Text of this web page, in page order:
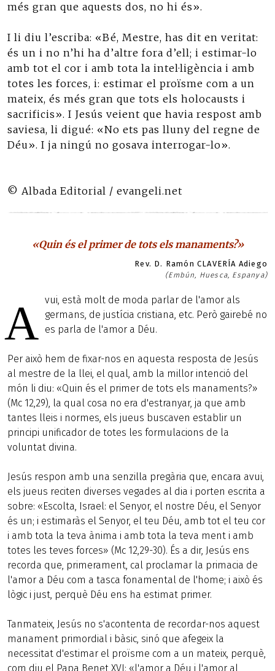
més gran que aquests dos, no hi és».
I li diu l’escriba: «Bé, Mestre, has dit en veritat:
és un i no n’hi ha d’altre fora d’ell; i estimar-lo
amb tot el cor i amb tota la intel·ligència i amb
totes les forces, i: estimar el proïsme com a un
mateix, és més gran que tots els holocausts i
sacrificis». I Jesús veient que havia respost amb
saviesa, li digué: «No ets pas lluny del regne de
Déu». I ja ningú no gosava interrogar-lo».
© Albada Editorial / evangeli.net
«Quin és el primer de tots els manaments?»
Rev. D. Ramón CLAVERÍA Adiego
(Embún, Huesca, Espanya)
A vui, està molt de moda parlar de l'amor als
germans, de justícia cristiana, etc. Però gairebé no
es parla de l'amor a Déu.
Per això hem de fixar-nos en aquesta resposta de Jesús
al mestre de la llei, el qual, amb la millor intenció del
món li diu: «Quin és el primer de tots els manaments?»
(Mc 12,29), la qual cosa no era d'estranyar, ja que amb
tantes lleis i normes, els jueus buscaven establir un
principi unificador de totes les formulacions de la
voluntat divina.
Jesús respon amb una senzilla pregària que, encara avui,
els jueus reciten diverses vegades al dia i porten escrita a
sobre: «Escolta, Israel: el Senyor, el nostre Déu, el Senyor
és un; i estimaràs el Senyor, el teu Déu, amb tot el teu cor
i amb tota la teva ànima i amb tota la teva ment i amb
totes les teves forces» (Mc 12,29-30). És a dir, Jesús ens
recorda que, primerament, cal proclamar la primacia de
l'amor a Déu com a tasca fonamental de l'home; i això és
lògic i just, perquè Déu ens ha estimat primer.
Tanmateix, Jesús no s'acontenta de recordar-nos aquest
manament primordial i bàsic, sinó que afegeix la
necessitat d'estimar el proïsme com a un mateix, perquè,
com diu el Papa Benet XVI: «l'amor a Déu i l'amor al